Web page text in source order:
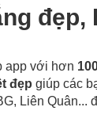
đẹp,
app với hơn
đẹp giúp các
Liên Quân...